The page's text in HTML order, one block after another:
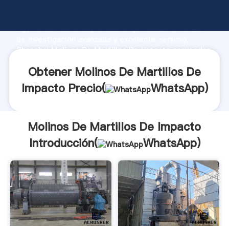
Agarrando fuerte capacidad de producción, fuerza
Shanghai Molinos De Martillos De Impacto proveedor
Obtener Molinos De Martillos De
Impacto Precio(
WhatsApp)
Molinos De Martillos De Impacto
Introducción(
WhatsApp)